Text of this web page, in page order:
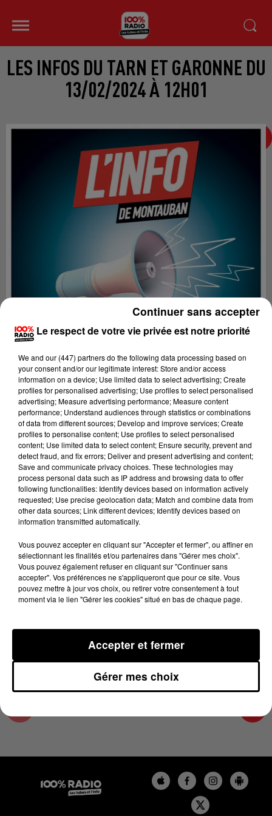
LES INFOS DU TARN ET GARONNE DU
13/02/2024 À 12H01
Lecture (2 min 22 sec)
100%
100% Radio les infos du Tarn et Garonne
13 février 2024 - 2 min 22 sec
LES INFOS DU TARN ET GARONNE DU
13/02/2024 À 12H01
Podcasts infos du Tarn et Garonne
Le respect de votre vie privée est notre priorité
We and our (447) partnersdo the following data processing based on
your consent and/or our legitimate interest: Store and/or access
information on a device; Use limited data to select advertising; Create
profiles for personalised advertising; Use profiles to select personalised
advertising; Measure advertising performance; Measure content
performance; Understand audiences through statistics or combinations
of data from different sources; Develop and improve services; Create
profiles to personalise content; Use profiles to select personalised
content; Use limited data to select content; Ensure security, prevent and
detect fraud, and fix errors; Deliver and present advertising and content;
Save and communicate privacy choices. These technologies may
process personal data such as IP address and browsing data to offer
following functionalities: Identify devices based on information actively
requested; Use precise geolocation data; Match and combine data from
other data sources; Link different devices; Identify devices based on
information transmitted automatically.
Vous pouvez accepter en cliquant sur "Accepter et fermer", ou affiner en
sélectionnant les finalités et/ou partenaires dans "Gérer mes choix".
Vous pouvez également refuser en cliquant sur "Continuer sans
accepter". Vos préférences ne s'appliqueront que pour ce site. Vous
pouvez mettre à jour vos choix, ou retirer votre consentement à tout
moment via le lien "Gérer les cookies" situé en bas de chaque page.
Gérer mes choix
Accepter et fermer
Continuer sans accepter